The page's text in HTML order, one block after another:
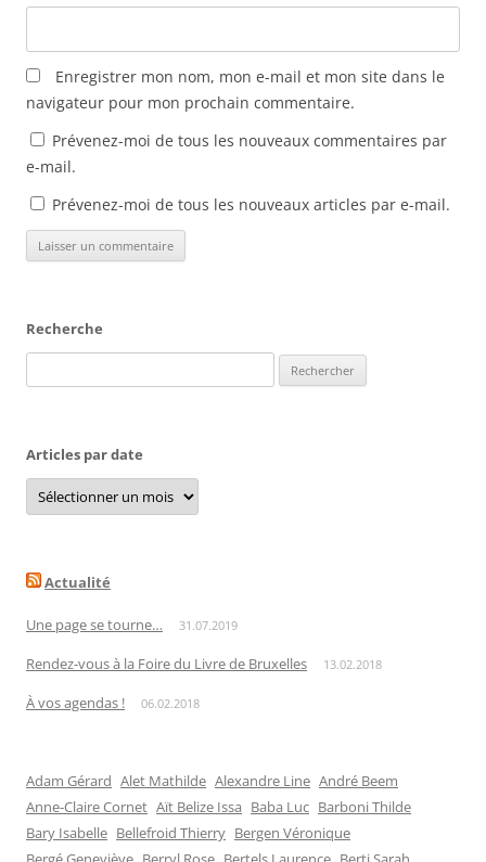
Enregistrer mon nom, mon e-mail et mon site dans le
navigateur pour mon prochain commentaire.
Prévenez-moi de tous les nouveaux commentaires par
e-mail.
Prévenez-moi de tous les nouveaux articles par e-mail.
Recherche
Articles par date
Articles
par
date
Actualité
Une page se tourne… 31.07.2019
Rendez-vous à la Foire du Livre de Bruxelles 13.02.2018
À vos agendas ! 06.02.2018
Adam Gérard Alet Mathilde Alexandre Line André Beem
Anne-Claire Cornet Aït Belize Issa Baba Luc Barboni Thilde
Bary Isabelle Bellefroid Thierry Bergen Véronique